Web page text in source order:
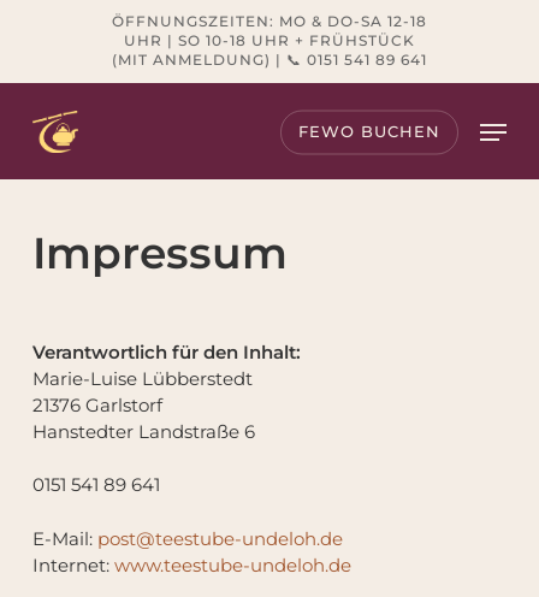
content
ÖFFNUNGSZEITEN: MO & DO-SA 12-18
UHR | SO 10-18 UHR + FRÜHSTÜCK
(MIT ANMELDUNG) | 📞 0151 541 89 641
FEWO BUCHEN
Impressum
Verantwortlich für den Inhalt:
Marie-Luise Lübberstedt
21376 Garlstorf
Hanstedter Landstraße 6
0151 541 89 641
E-Mail: post@teestube-undeloh.de
Internet: www.teestube-undeloh.de